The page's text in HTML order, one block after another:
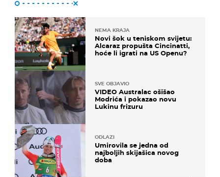
NEMA KRAJA
Novi šok u teniskom svijetu:
Alcaraz propušta Cincinatti,
hoće li igrati na US Openu?
SVE OBJAVIO
VIDEO Australac ošišao
Modrića i pokazao novu
Lukinu frizuru
ODLAZI
Umirovila se jedna od
najboljih skijašica novog
doba